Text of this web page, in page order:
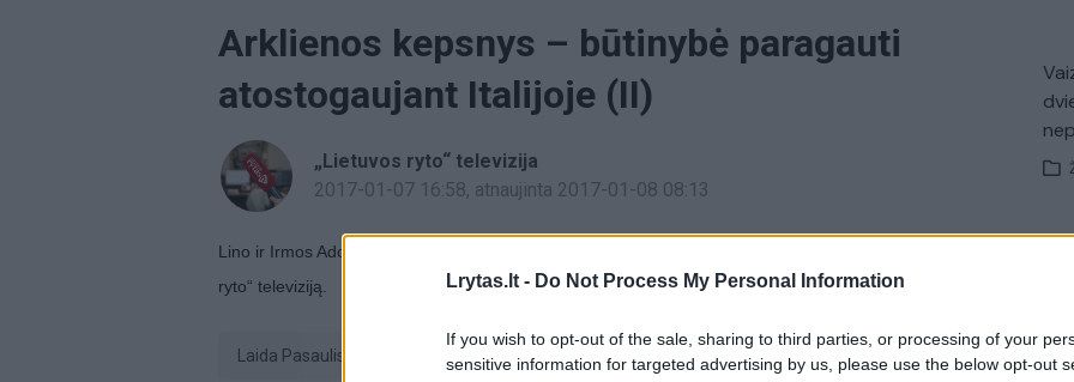
Lrytas.lt - Do Not Process My Personal Information
If you wish to opt-out of the sale, sharing to third parties, or processing of your
sensitive information for targeted advertising by us, please use the below opt-out
Arklienos kepsnys – būtinybė paragauti
atostogaujant Italijoje (II)
„Lietuvos ryto“ televizija
2017-01-07 16:58, atnaujinta 2017-01-08 08:13
Lino ir Irmos Adomaičių kelionių įspūdžius žiūrėkite kiekvieną sekmadienį nuo 10:00 val. per „Lietuvos
ryto“ televiziją.
laida Pasaulis nuostabus Linas Adomaitis